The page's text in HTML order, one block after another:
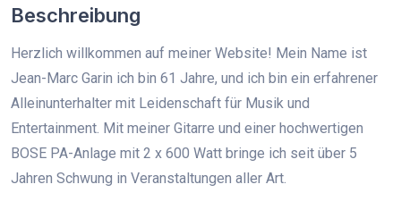
Beschreibung
Herzlich willkommen auf meiner Website! Mein Name ist
Jean-Marc Garin ich bin 61 Jahre, und ich bin ein erfahrener
Alleinunterhalter mit Leidenschaft für Musik und
Entertainment. Mit meiner Gitarre und einer hochwertigen
BOSE PA-Anlage mit 2 x 600 Watt bringe ich seit über 5
Jahren Schwung in Veranstaltungen aller Art.